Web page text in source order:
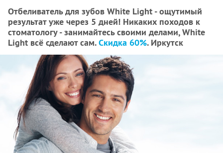
Отбеливатель для зубов White Light - ощутимый
результат уже через 5 дней! Никаких походов к
стоматологу - занимайтесь своими делами, White
Light всё сделают сам.Скидка 60%. Иркутск